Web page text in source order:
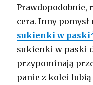
Prawdopodobnie,
cera. Inny
sukienki w paski
sukienki w paski
przypominają
panie z kolei